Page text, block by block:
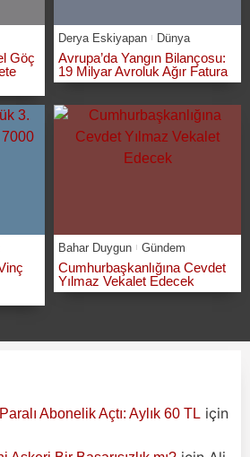
Göç
Derya Eskiyapan Dünya
Avrupa’da Yangın Bilançosu:
19 Milyar Avroluk Ağır Fatura
Bahar Duygun Gündem
Cumhurbaşkanlığına Cevdet
Yılmaz Vekalet Edecek
Abonelik Açtı: Aylık 60 TL için